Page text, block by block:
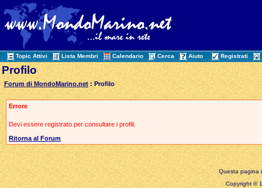
Topic Attivi Lista Membri Calendario Cerca Aiuto Registrati
Profilo
Forum di MondoMarino.net : Profilo
Errore
Devi essere registrato per consultare i profili.
Ritorna al Forum
Questa pagina
Copyright ©